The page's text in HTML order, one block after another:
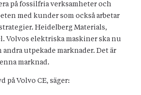
på fossilfria verksamheter och
med kunder som också arbetar
Heidelberg Materials,
Volvos elektriska maskiner ska nu
utpekade marknader. Det är
marknad.
på Volvo CE, säger: